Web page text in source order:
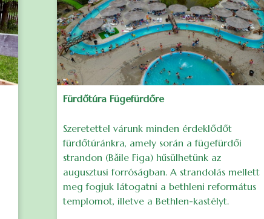
Fürdőtúra Fügefürdőre
Szeretettel várunk minden érdeklődőt
fürdőtúránkra, amely során a fügefürdői
strandon (Băile Figa) hűsülhetünk az
augusztusi forróságban. A strandolás mellett
meg fogjuk látogatni a bethleni református
templomot, illetve a Bethlen-kastélyt.